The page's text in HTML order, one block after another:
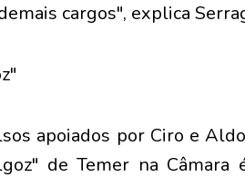
cargos", explica
apoiados por Ciro e
de Temer na Câmara